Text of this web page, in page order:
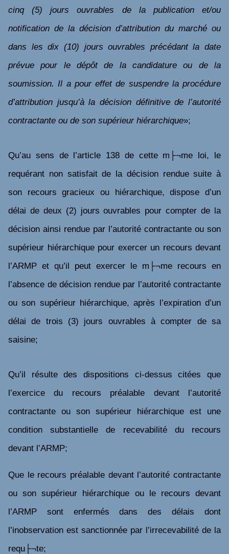
cinq (5) jours ouvrables de la publication et/ou
notification de la décision d’attribution du marché ou
dans les dix (10) jours ouvrables précédant la date
prévue pour le dépôt de la candidature ou de la
soumission. Il a pour effet de suspendre la procédure
d’attribution jusqu’à la décision définitive de l’autorité
contractante ou de son supérieur hiérarchique»;
Qu’au sens de l’article 138 de cette m├¬me loi, le
requérant non satisfait de la décision rendue suite à
son recours gracieux ou hiérarchique, dispose d’un
délai de deux (2) jours ouvrables pour compter de la
décision ainsi rendue par l’autorité contractante ou son
supérieur hiérarchique pour exercer un recours devant
l’ARMP et qu’il peut exercer le m├¬me recours en
l’absence de décision rendue par l’autorité contractante
ou son supérieur hiérarchique, après l’expiration d’un
délai de trois (3) jours ouvrables à compter de sa
saisine;
Qu’il résulte des dispositions ci-dessus citées que
l’exercice du recours préalable devant l’autorité
contractante ou son supérieur hiérarchique est une
condition substantielle de recevabilité du recours
devant l’ARMP;
Que le recours préalable devant l’autorité contractante
ou son supérieur hiérarchique ou le recours devant
l’ARMP sont enfermés dans des délais dont
l’inobservation est sanctionnée par l’irrecevabilité de la
requ├¬te;